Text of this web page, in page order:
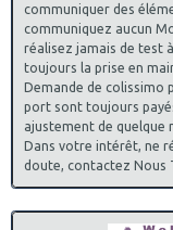
communiquer des
communiquez aucun
réalisez jamais de test
toujours la prise en
Demande de colissimo
port sont toujours
ajustement de quelque
Dans votre intérêt, ne
doute, contactez Nous